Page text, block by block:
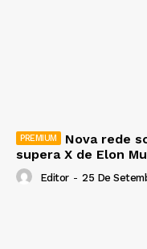
Nova rede
supera X de Elon
Editor - 25 De